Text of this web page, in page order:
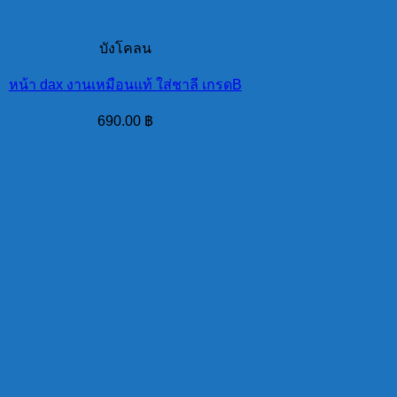
บังโคลน
หน้า dax งานเหมือนแท้ ใส่ชาลี เกรดB
690.00 ฿